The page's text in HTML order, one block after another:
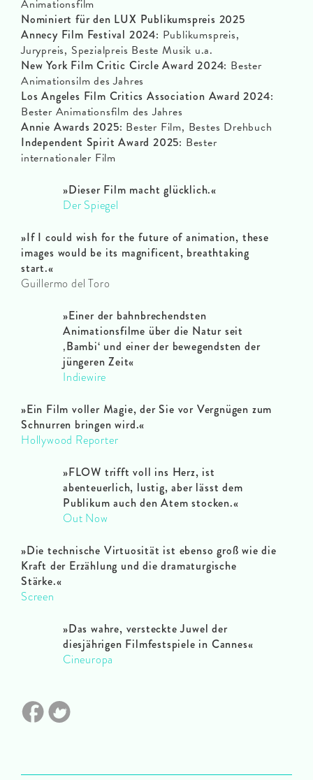
Animationsfilm
Nominiert für den LUX Publikumspreis 2025
Annecy Film Festival 2024: Publikumspreis,
Jurypreis, Spezialpreis Beste Musik u.a.
New York Film Critic Circle Award 2024: Bester
Animationsilm des Jahres
Los Angeles Film Critics Association Award 2024:
Bester Animationsfilm des Jahres
Annie Awards 2025: Bester Film, Bestes Drehbuch
Independent Spirit Award 2025: Bester
internationaler Film
»Dieser Film macht glücklich.«
Der Spiegel
»If I could wish for the future of animation, these
images would be its magnificent, breathtaking
start.«
Guillermo del Toro
»Einer der bahnbrechendsten
Animationsfilme über die Natur seit
‚Bambi‘ und einer der bewegendsten der
jüngeren Zeit«
Indiewire
»Ein Film voller Magie, der Sie vor Vergnügen zum
Schnurren bringen wird.«
Hollywood Reporter
»FLOW trifft voll ins Herz, ist
abenteuerlich, lustig, aber lässt dem
Publikum auch den Atem stocken.«
Out Now
»Die technische Virtuosität ist ebenso groß wie die
Kraft der Erzählung und die dramaturgische
Stärke.«
Screen
»Das wahre, versteckte Juwel der
diesjährigen Filmfestspiele in Cannes«
Cineuropa